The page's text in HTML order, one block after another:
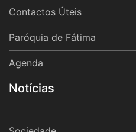
Contactos Úteis
Paróquia de Fátima
Agenda
Notícias